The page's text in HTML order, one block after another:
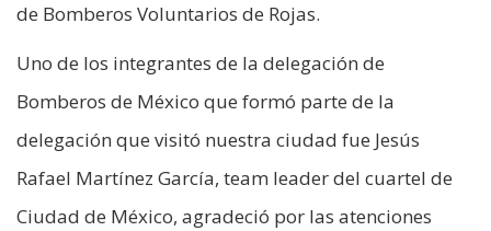
de Bomberos Voluntarios de Rojas.
Uno de los integrantes de la delegación de
Bomberos de México que formó parte de la
delegación que visitó nuestra ciudad fue Jesús
Rafael Martínez García, team leader del cuartel de
Ciudad de México, agradeció por las atenciones